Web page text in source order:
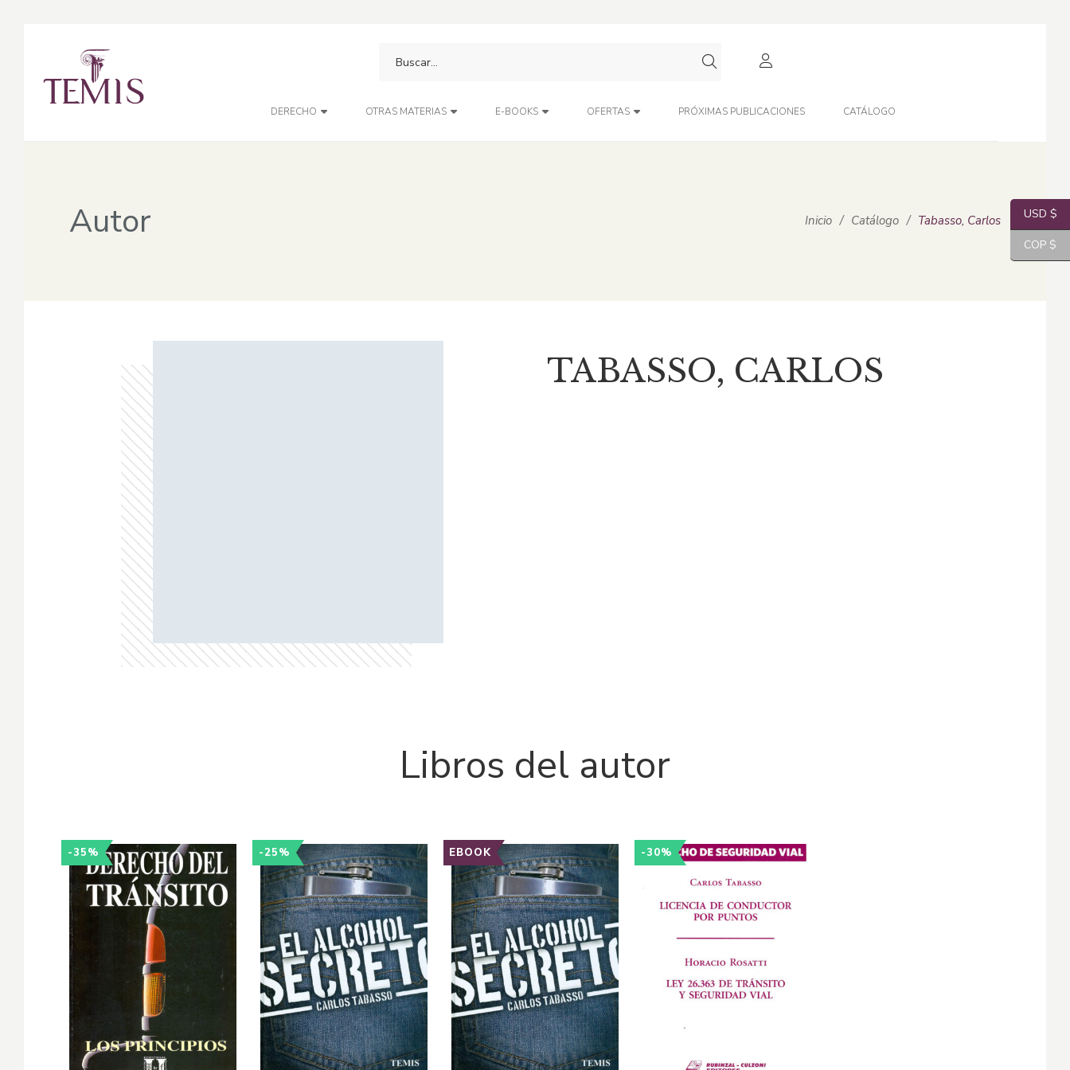
DERECHO OTRAS MATERIAS E-BOOKS OFERTAS PRÓXIMAS PUBLICACIONES CATÁLOGO
Autor Inicio / Catálogo / Tabasso, Carlos
TABASSO, CARLOS
Libros del autor
-35% -25% EBOOK -30%
USD $
COP $